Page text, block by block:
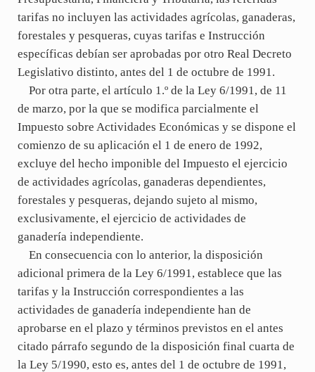
tarifas no incluyen las actividades agrícolas, ganaderas,
forestales y pesqueras, cuyas tarifas e Instrucción
específicas debían ser aprobadas por otro Real Decreto
Legislativo distinto, antes del 1 de octubre de 1991.
Por otra parte, el artículo 1.º de la Ley 6/1991, de 11
de marzo, por la que se modifica parcialmente el
Impuesto sobre Actividades Económicas y se dispone el
comienzo de su aplicación el 1 de enero de 1992,
excluye del hecho imponible del Impuesto el ejercicio
de actividades agrícolas, ganaderas dependientes,
forestales y pesqueras, dejando sujeto al mismo,
exclusivamente, el ejercicio de actividades de
ganadería independiente.
En consecuencia con lo anterior, la disposición
adicional primera de la Ley 6/1991, establece que las
tarifas y la Instrucción correspondientes a las
actividades de ganadería independiente han de
aprobarse en el plazo y términos previstos en el antes
citado párrafo segundo de la disposición final cuarta de
la Ley 5/1990, esto es, antes del 1 de octubre de 1991,